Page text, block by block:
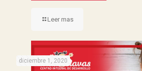
Leer mas
diciembre 1, 2020